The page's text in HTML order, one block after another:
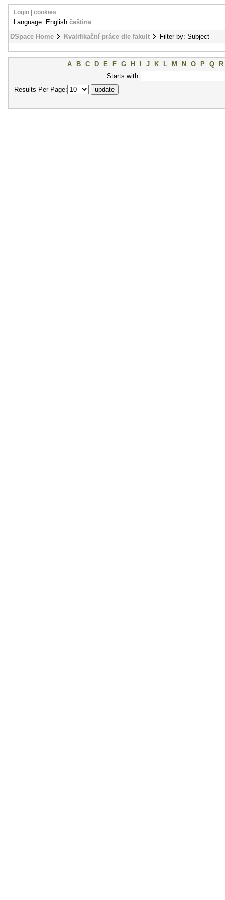
DSpace Home Kvalifikační práce dle fakult Filter by: Subject
Login cookies
Language: English čeština
A B C D E F G H J K L M N O P Q
R
Starts with
Results Per Page: